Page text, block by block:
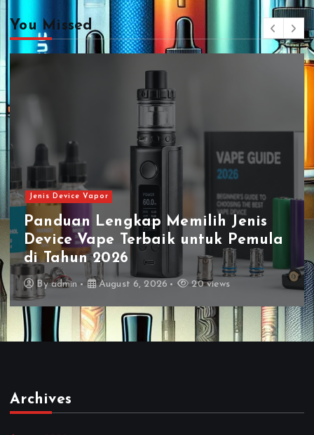
i
o
n
You Missed
Jenis Device Vapor
Panduan Lengkap Memilih Jenis
Device Vape Terbaik untuk Pemula
di Tahun 2026
Byadmin August 6, 2026 20 views
Archives